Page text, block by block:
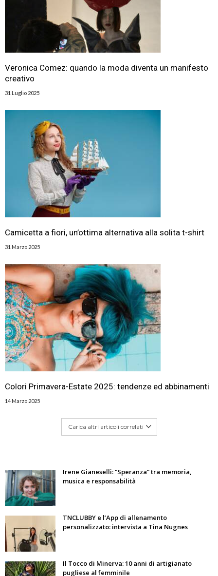
Veronica Comez: quando la moda diventa un manifesto
creativo
31 Luglio 2025
Camicetta a fiori, un’ottima alternativa alla solita t-shirt
31 Marzo 2025
Colori Primavera-Estate 2025: tendenze ed abbinamenti
14 Marzo 2025
Carica altri articoli correlati
Irene Gianeselli: “Speranza” tra memoria,
musica e responsabilità
TNCLUBBY e l’App di allenamento
personalizzato: intervista a Tina Nugnes
Il Tocco di Minerva: 10 anni di artigianato
pugliese al femminile